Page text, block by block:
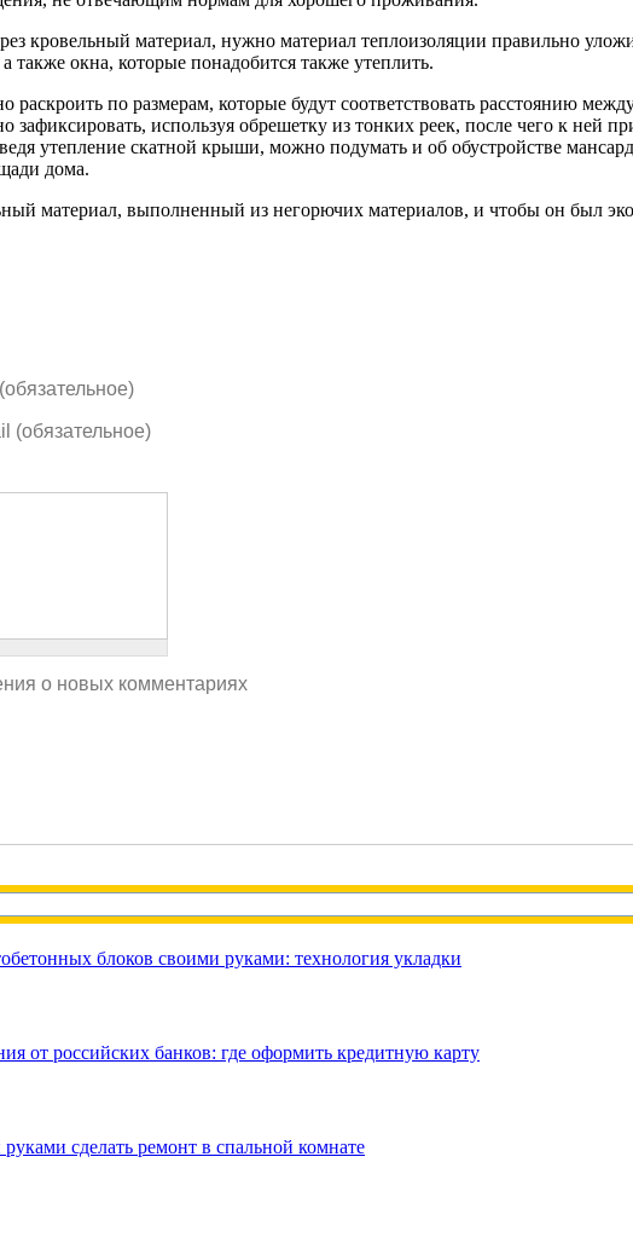
кровельный материал, нужно материал теплоизоляции правильно
окна, которые понадобится также утеплить.
раскроить по размерам, которые будут соответствовать расстоянию
используя обрешетку из тонких реек, после чего к ней
утепление скатной крыши, можно подумать и об обустройстве
дома.
материал, выполненный из негорючих материалов, и чтобы он был
(обязательное)
о новых комментариях
блоков своими руками: технология укладки
от российских банков: где оформить кредитную карту
сделать ремонт в спальной комнате